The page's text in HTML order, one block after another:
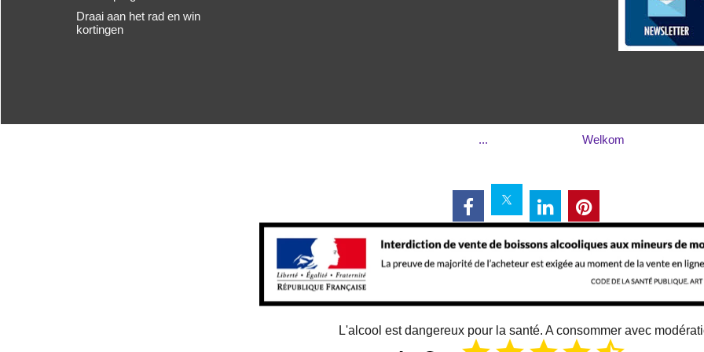
Draai aan het rad en win
kortingen
... Welkom
L'alcool est dangereux pour la santé. A consommer avec